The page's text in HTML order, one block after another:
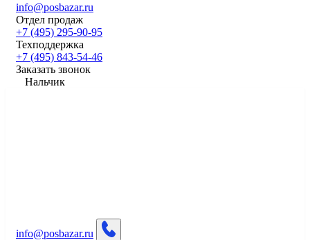
info@posbazar.ru
Отдел продаж
+7 (495) 295-90-95
Техподдержка
+7 (495) 843-54-46
Заказать звонок
Нальчик
info@posbazar.ru